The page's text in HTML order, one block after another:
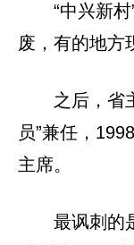
“中兴新
废，有的地方
之后，省
员”兼任，
主席。
最讽刺的